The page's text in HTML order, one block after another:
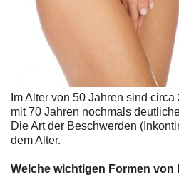
Im Alter von 50 Jahren sind
mit 70 Jahren nochmals
Die Art der Beschwerden
dem Alter.
Welche wichtigen Formen von